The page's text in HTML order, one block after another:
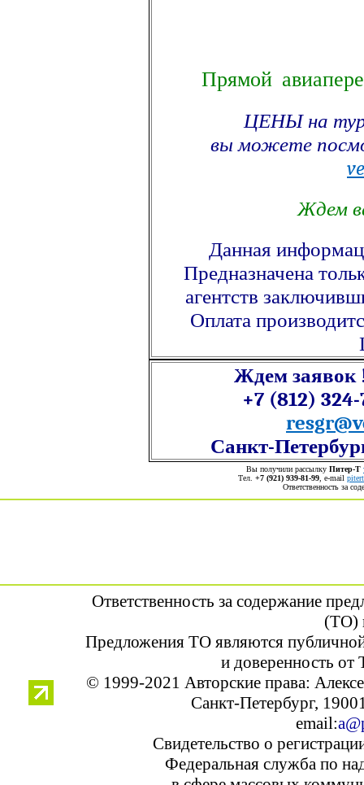
Прямой
ЦЕНЫ на
вы можете
Ждем
Данная
Предназначена
агентств
Оплата
Ждем заявок
+7 (812) 324-
Санкт-
Вы получили рассылку Питер-Т
Тел. +7 (921) 939-81-99 , е-mail
Ответственность за
Ответственность за содержание
(ТО)
Предложения ТО являются
и доверенность от
© 1999-2021 Авторские права:
Санкт-Петербург,
email:
Свидетельство о
Федеральная служба по